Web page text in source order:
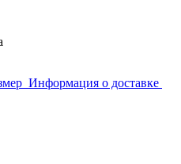
Информация о доставке